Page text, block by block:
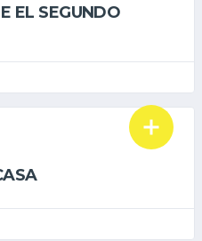
EL SEGUNDO